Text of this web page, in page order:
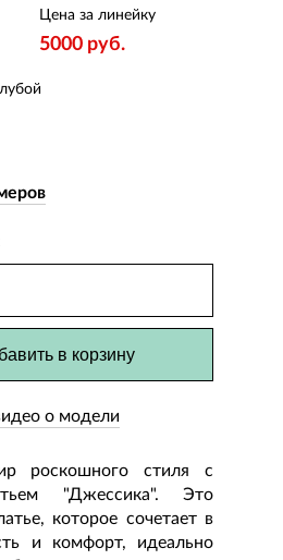
Цена за линейку
5000 руб.
в корзину
о модели
роскошного стиля с
"Джессика". Это
которое сочетает в
и комфорт, идеально